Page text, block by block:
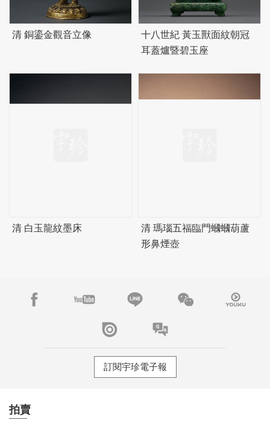
清 銅鎏金觀音立像
十八世紀 黃玉獸面紋朝冠
耳蓋爐暨碧玉座
清 白玉龍紋墨床
清 瑪瑙五福臨門蟈蟈葫蘆
形鼻煙壺
訂閱宇珍電子報
拍賣